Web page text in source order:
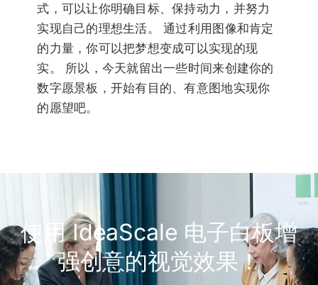
式，可以让你明确目标、保持动力，并努力
实现自己的理想生活。 通过利用图像和肯定
的力量，你可以把梦想变成可以实现的现
实。 所以，今天就留出一些时间来创建你的
数字愿景板，开始有目的、有意图地实现你
的愿望吧。
使用 IdeaScale 电子白板增
强创意的视觉效果！